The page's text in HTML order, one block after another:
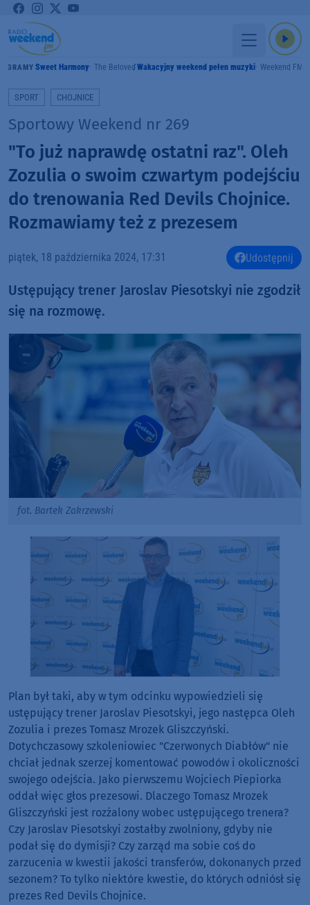
GRAMY Sweet Harmony The BelovedWakacyjny weekend pełen muzyki Weekend FM
SPORT CHOJNICE
Sportowy Weekend nr 269
"To już naprawdę ostatni raz". Oleh
Zozulia o swoim czwartym podejściu
do trenowania Red Devils Chojnice.
Rozmawiamy też z prezesem
piątek, 18 października 2024, 17:31 Udostępnij
Ustępujący trener Jaroslav Piesotskyi nie zgodził
się na rozmowę.
fot. Bartek Zakrzewski
Plan był taki, aby w tym odcinku wypowiedzieli się
ustępujący trener Jaroslav Piesotskyi, jego następca Oleh
Zozulia i prezes Tomasz Mrozek Gliszczyński.
Dotychczasowy szkoleniowiec "Czerwonych Diabłów" nie
chciał jednak szerzej komentować powodów i okoliczności
swojego odejścia. Jako pierwszemu Wojciech Piepiorka
oddał więc głos prezesowi. Dlaczego Tomasz Mrozek
Gliszczyński jest rozżalony wobec ustępującego trenera?
Czy Jaroslav Piesotskyi zostałby zwolniony, gdyby nie
podał się do dymisji? Czy zarząd ma sobie coś do
zarzucenia w kwestii jakości transferów, dokonanych przed
sezonem? To tylko niektóre kwestie, do których odniósł się
prezes Red Devils Chojnice.